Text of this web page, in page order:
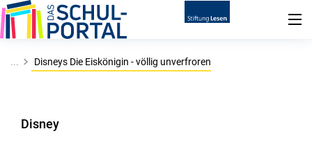
... Disneys Die Eiskönigin - völlig unverfroren
Disney